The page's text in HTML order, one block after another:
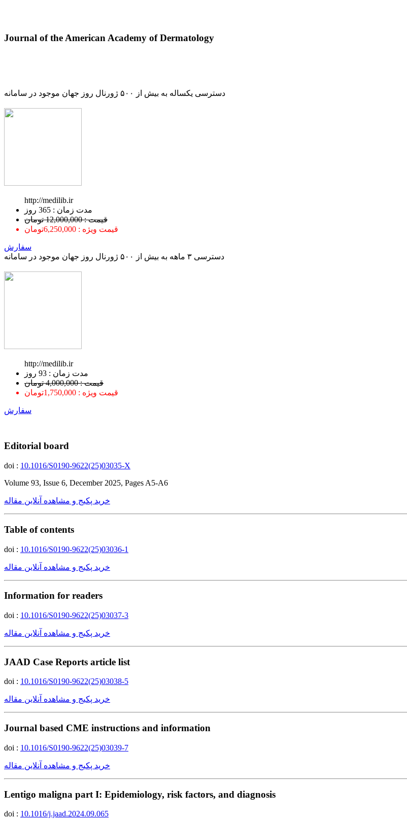
Journal of the American Academy of Dermatology
دسترسی یکساله به بیش از ۵۰۰ ژورنال روز جهان موجود در سامانه
http://medilib.ir
ﻣﺪﺕ ﺯﻣﺎﻥ : 365 ﺭﻭﺯ
قیمت : 12,000,000 تومان
قیمت ویژه : 6,250,000تومان
سفارش
دسترسی ۳ ماهه به بیش از ۵۰۰ ژورنال روز جهان موجود در سامانه
http://medilib.ir
ﻣﺪﺕ ﺯﻣﺎﻥ : 93 ﺭﻭﺯ
قیمت : 4,000,000 تومان
قیمت ویژه : 1,750,000تومان
سفارش
Editorial board
doi : 10.1016/S0190-9622(25)03035-X
Volume 93, Issue 6, December 2025, Pages A5-A6
خرید پکیج و مشاهده آنلاین مقاله
Table of contents
doi : 10.1016/S0190-9622(25)03036-1
خرید پکیج و مشاهده آنلاین مقاله
Information for readers
doi : 10.1016/S0190-9622(25)03037-3
خرید پکیج و مشاهده آنلاین مقاله
JAAD Case Reports article list
doi : 10.1016/S0190-9622(25)03038-5
خرید پکیج و مشاهده آنلاین مقاله
Journal based CME instructions and information
doi : 10.1016/S0190-9622(25)03039-7
خرید پکیج و مشاهده آنلاین مقاله
Lentigo maligna part I: Epidemiology, risk factors, and diagnosis
doi : 10.1016/j.jaad.2024.09.065